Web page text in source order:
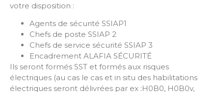
votre disposition :
Agents de sécurité SSIAP1
Chefs de poste SSIAP 2
Chefs de service sécurité SSIAP 3
Encadrement ALAFIA SÉCURITÉ
Ils seront formés SST et formés aux risques
électriques (au cas le cas et in situ des habilitations
électriques seront délivrées par ex :H0B0, H0B0v,